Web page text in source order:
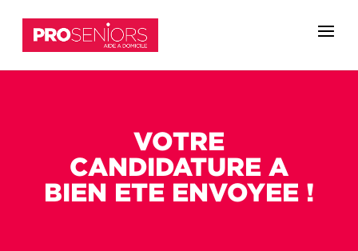
VOTRE
CANDIDATURE A
BIEN ETE ENVOYEE !